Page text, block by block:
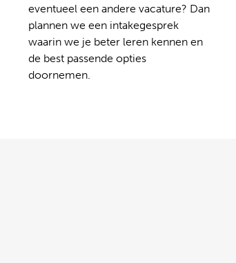
eventueel een andere vacature? Dan
plannen we een intakegesprek
waarin we je beter leren kennen en
de best passende opties
doornemen.